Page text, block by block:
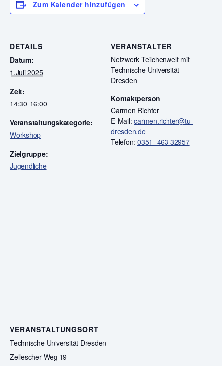
Zum Kalender hinzufügen
DETAILS
Datum:
1.Juli 2025
Zeit:
14:30-16:00
Veranstaltungskategorie:
Workshop
Zielgruppe:
Jugendliche
VERANSTALTER
Netzwerk Teilchenwelt mit
Technische Universität
Dresden
Kontaktperson
Carmen Richter
E-Mail:carmen.richter@tu-
dresden.de
Telefon: 0351- 463 32957
VERANSTALTUNGSORT
Technische Universität Dresden
Zellescher Weg 19